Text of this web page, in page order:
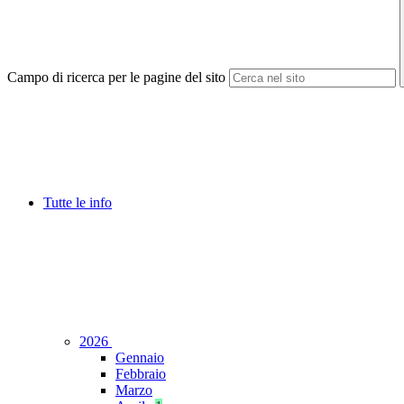
Campo di ricerca per le pagine del sito
Tutte le info
2026
Gennaio
Febbraio
Marzo